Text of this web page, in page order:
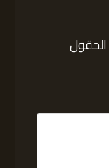
الحقول